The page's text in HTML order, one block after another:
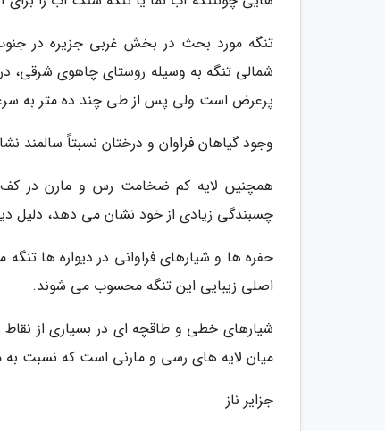
تنگه مورد بحث در بخش غربی جزیره در
شمالی تنگه به وسیله روستای چاهوی شرقی،
پرعرض است ولی پس از طی چند ده متر به
وجود گیاهان فراوان و درختان نسبتاً سالمند
همچنین لایه کم ضخامت رس و مارن در
چسبندگی زیادی از خود نشان می دهد، دلیل
حفره ها و شیارهای فراوانی در دیواره ها
اصلی زیبایی این تنگه محسوب می شوند.
شیارهای خطی و طاقچه ای در بسیاری از
میان لایه های رسی و مارنی است که نسبت
جزایر ناز